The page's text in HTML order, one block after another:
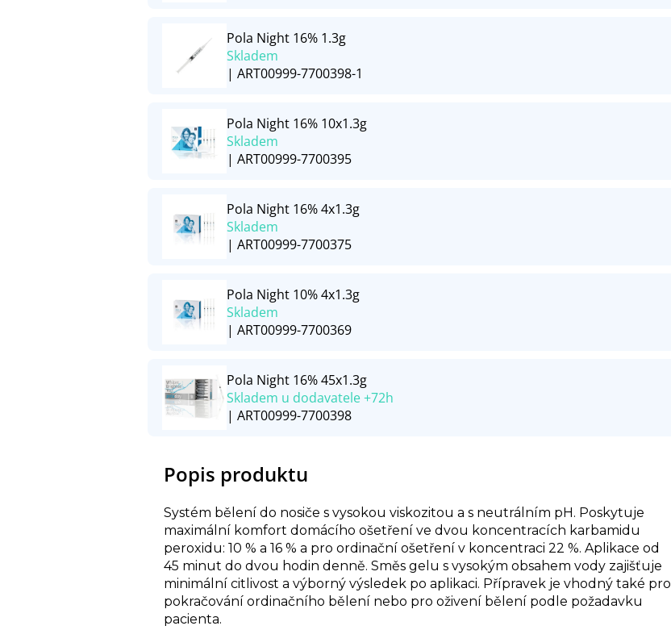
Popis produktu
Systém bělení do nosiče s vysokou viskozitou a s neutrálním pH. Poskytuje
maximální komfort domácího ošetření ve dvou koncentracích karbamidu
peroxidu: 10 % a 16 % a pro ordinační ošetření v koncentraci 22 %. Aplikace od
45 minut do dvou hodin denně. Směs gelu s vysokým obsahem vody zajišťuje
minimální citlivost a výborný výsledek po aplikaci. Přípravek je vhodný také pro
pokračování ordinačního bělení nebo pro oživení bělení podle požadavku
pacienta.
Pola Night 16% 1.3g
Skladem
| ART00999-7700398-1
Pola Night 16% 10x1.3g
Skladem
| ART00999-7700395
Pola Night 16% 4x1.3g
Skladem
| ART00999-7700375
Pola Night 10% 4x1.3g
Skladem
| ART00999-7700369
Pola Night 16% 45x1.3g
Skladem u dodavatele +72h
| ART00999-7700398